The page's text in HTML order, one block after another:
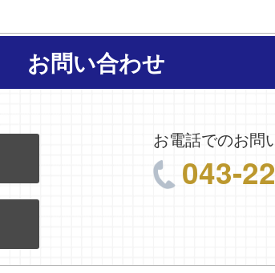
お問い合わせ
お電話でのお問
043-